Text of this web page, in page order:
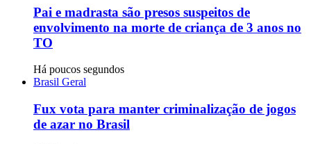
Pai e madrasta são presos suspeitos de
envolvimento na morte de criança de 3 anos no
TO
Há poucos segundos
Brasil Geral
Fux vota para manter criminalização de jogos
de azar no Brasil